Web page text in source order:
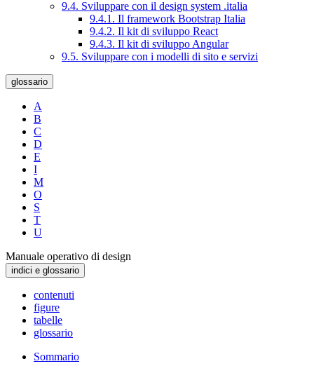
9.4. Sviluppare con il design system .italia
9.4.1. Il framework Bootstrap Italia
9.4.2. Il kit di sviluppo React
9.4.3. Il kit di sviluppo Angular
9.5. Sviluppare con i modelli di sito e servizi
glossario
A
B
C
D
E
I
M
O
S
T
U
Manuale operativo di design
indici e glossario
contenuti
figure
tabelle
glossario
Sommario